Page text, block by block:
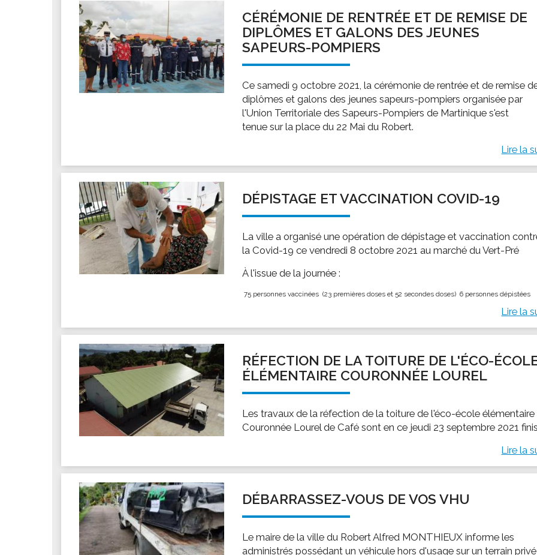
Les associations
Les droits et obligations
Faire une demande de subvention
Les activités des associations
VIE PRATIQUE
Les marchés
Le funéraire
Numéros d'urgence
SANTÉ
Annuaire santé
CÉRÉMONIE DE RENTRÉE ET DE REMISE DE
DIPLÔMES ET GALONS DES JEUNES
SAPEURS-POMPIERS
Ce samedi 9 octobre 2021, la cérémonie de rentrée et de remise
diplômes et galons des jeunes sapeurs-pompiers organisée par
l'Union Territoriale des Sapeurs-Pompiers de Martinique s'est
tenue sur la place du 22 Mai du Robert.
Lire la
DÉPISTAGE ET VACCINATION COVID-19
La ville a organisé une opération de dépistage et vaccination
la Covid-19 ce vendredi 8 octobre 2021 au marché du Vert-Pré
À l'issue de la journée :
75 personnes vaccinées (23 premières doses et 52 secondes doses) 6 personnes dépistées
Lire la
RÉFECTION DE LA TOITURE DE L'ÉCO-
ÉLÉMENTAIRE COURONNÉE LOUREL
Les travaux de la réfection de la toiture de l'éco-école élémentaire
Couronnée Lourel de Café sont en ce jeudi 23 septembre 2021
Lire la
DÉBARRASSEZ-VOUS DE VOS VHU
Le maire de la ville du Robert Alfred MONTHIEUX informe les
administrés possédant un véhicule hors d'usage sur un terrain privé